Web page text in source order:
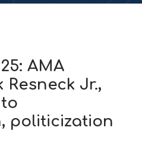
AMA
Jr.,
politicization